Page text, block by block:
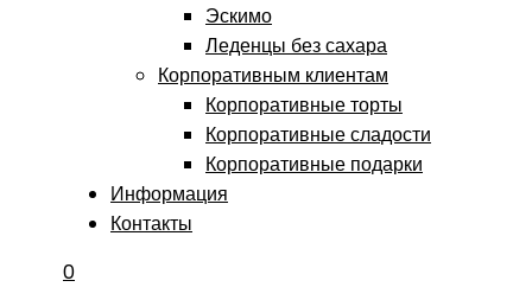
Эскимо
Леденцы без сахара
Корпоративным клиентам
Корпоративные торты
Корпоративные сладости
Корпоративные подарки
Информация
Контакты
0